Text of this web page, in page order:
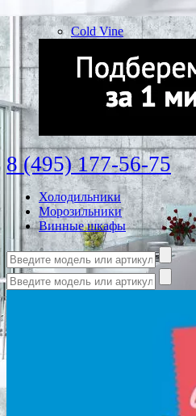
Cold Vine
8 (495) 177-56-75
Холодильники
Морозильники
Винные шкафы